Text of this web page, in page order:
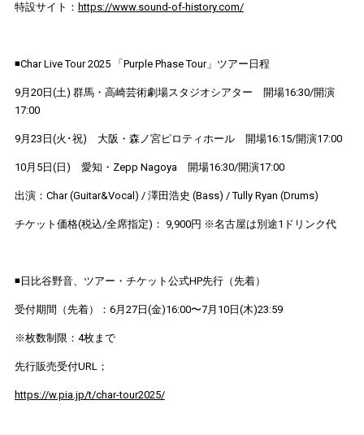
特設サイト： https://www.sound-of-history.com/
◾️Char Live Tour 2025 「Purple Phase Tour」ツアー日程
9月20日(土) 群馬・高崎芸術劇場スタジオシアター 開場16:30/開演
17:00
9月23日(火･祝) 大阪・森ノ宮ピロティホール 開場16:15/開演17:00
10月5日(日) 愛知・Zepp Nagoya 開場16:30/開演17:00
出演：Char (Guitar&Vocal) / 澤田浩史 (Bass) / Tully Ryan (Drums)
チケット価格(税込/全席指定)： 9,900円 ※名古屋は別途1ドリンク代
◾️日比谷野音、ツアー・チケット公式HP先行（先着）
受付期間（先着）：6月27日(金)16:00〜7月10日(木)23:59
※枚数制限：4枚まで
先行販売受付URL；
https://w.pia.jp/t/char-tour2025/